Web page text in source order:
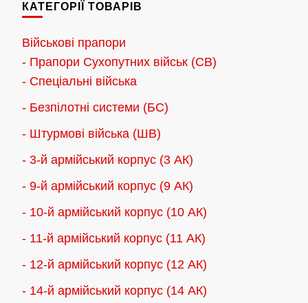
варіантів.
можна
вибрати
сторінці
товару
КАТЕГОРІЇ ТОВАРІВ
Військові прапори
- Прапори Сухопутних військ (СВ)
- Спеціальні війська
- Безпілотні системи (БС)
- Штурмові війська (ШВ)
- 3-й армійський корпус (3 АК)
- 9-й армійський корпус (9 АК)
- 10-й армійський корпус (10 АК)
- 11-й армійський корпус (11 АК)
- 12-й армійський корпус (12 АК)
- 14-й армійський корпус (14 АК)